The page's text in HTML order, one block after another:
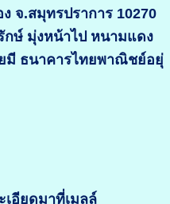
จ.สมุทรปราการ 10270
กษ์ มุ่งหน้าไป หนามแดง
มี ธนาคารไทยพาณิชย์อยุ่
เอียดมาที่เมลล์